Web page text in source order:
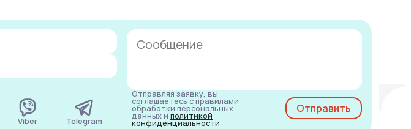
Viber Telegram
Отправляя заявку, вы
соглашаетесь с правилами
обработки персональных
данных и политикой
конфиденциальности